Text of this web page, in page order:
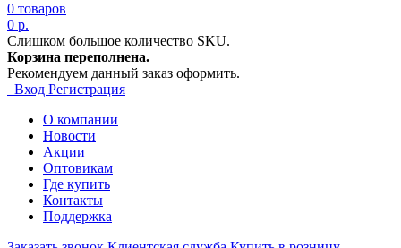
0 товаров
0 р.
Слишком большое количество SKU.
Корзина переполнена.
Рекомендуем данный заказ оформить.
Вход Регистрация
О компании
Новости
Акции
Оптовикам
Где купить
Контакты
Поддержка